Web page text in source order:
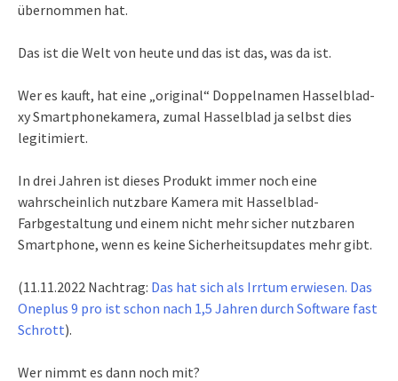
übernommen hat.
Das ist die Welt von heute und das ist das, was da ist.
Wer es kauft, hat eine „original“ Doppelnamen Hasselblad-
xy Smartphonekamera, zumal Hasselblad ja selbst dies
legitimiert.
In drei Jahren ist dieses Produkt immer noch eine
wahrscheinlich nutzbare Kamera mit Hasselblad-
Farbgestaltung und einem nicht mehr sicher nutzbaren
Smartphone, wenn es keine Sicherheitsupdates mehr gibt.
(11.11.2022 Nachtrag: Das hat sich als Irrtum erwiesen. Das
Oneplus 9 pro ist schon nach 1,5 Jahren durch Software fast
Schrott).
Wer nimmt es dann noch mit?